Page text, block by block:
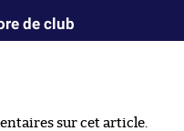
de club
sur cet article.